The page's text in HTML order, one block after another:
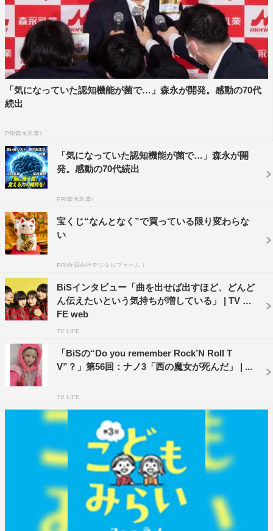
「気になっていた認知機能が菌で…」森永が開発。感動の70代
続出
PR(森永乳業)
「気になっていた認知機能が菌で…」森永が開
発。感動の70代続出
PR(森永乳業)
宝くじ“なんとなく”で買っている限り変わらな
い
PR(合同会社デジタルファーム )
BiSインタビュー「曲を出せば出すほど、どんど
ん伝えたいという気持ちが増している」 | TV LI
FE web
TV LIFE
「BiSの“Do you remember Rock’N Roll T
V”？」第56回：ナノ3「西の魔女が死んだ」 | ...
TV LIFE